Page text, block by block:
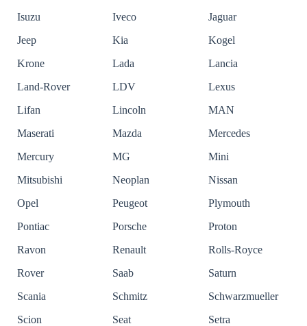
Isuzu
Iveco
Jaguar
Jeep
Kia
Kogel
Krone
Lada
Lancia
Land-Rover
LDV
Lexus
Lifan
Lincoln
MAN
Maserati
Mazda
Mercedes
Mercury
MG
Mini
Mitsubishi
Neoplan
Nissan
Opel
Peugeot
Plymouth
Pontiac
Porsche
Proton
Ravon
Renault
Rolls-Royce
Rover
Saab
Saturn
Scania
Schmitz
Schwarzmueller
Scion
Seat
Setra